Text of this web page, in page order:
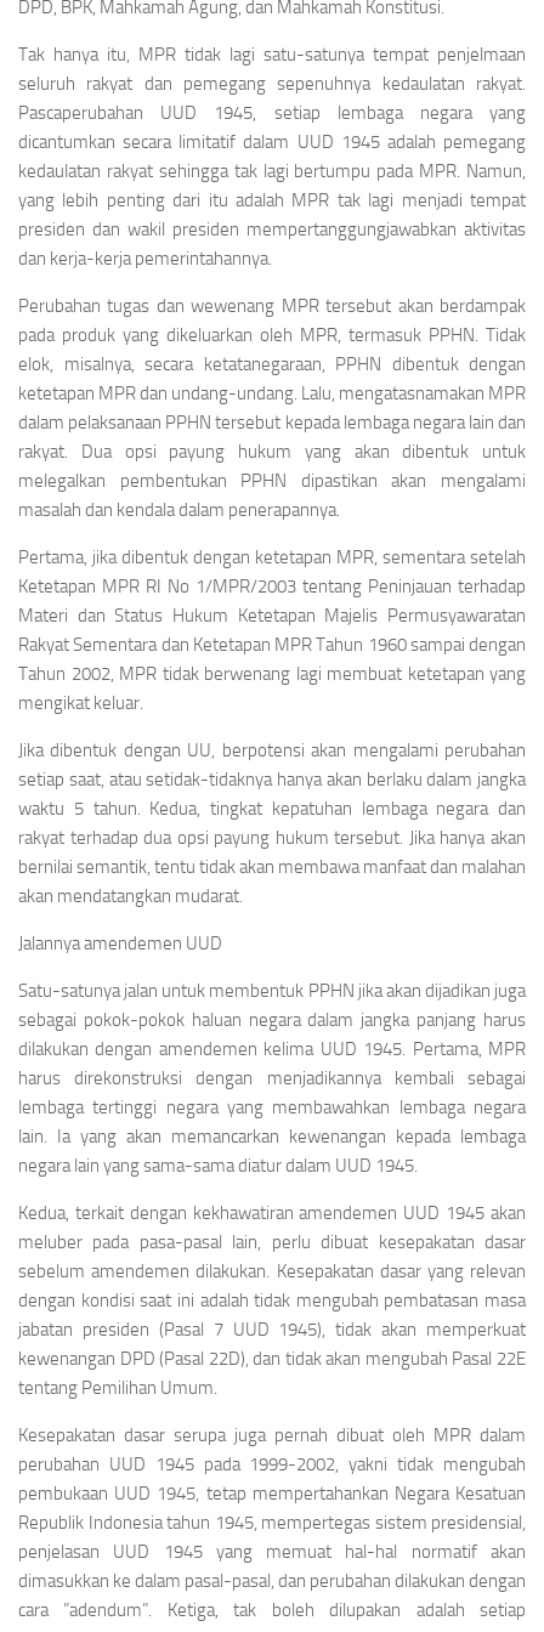
DPD, BPK, Mahkamah Agung, dan Mahkamah Konstitusi.
Tak hanya itu, MPR tidak lagi satu-satunya tempat penjelmaan
seluruh rakyat dan pemegang sepenuhnya kedaulatan rakyat.
Pascaperubahan UUD 1945, setiap lembaga negara yang
dicantumkan secara limitatif dalam UUD 1945 adalah pemegang
kedaulatan rakyat sehingga tak lagi bertumpu pada MPR. Namun,
yang lebih penting dari itu adalah MPR tak lagi menjadi tempat
presiden dan wakil presiden mempertanggungjawabkan aktivitas
dan kerja-kerja pemerintahannya.
Perubahan tugas dan wewenang MPR tersebut akan berdampak
pada produk yang dikeluarkan oleh MPR, termasuk PPHN. Tidak
elok, misalnya, secara ketatanegaraan, PPHN dibentuk dengan
ketetapan MPR dan undang-undang. Lalu, mengatasnamakan MPR
dalam pelaksanaan PPHN tersebut kepada lembaga negara lain dan
rakyat. Dua opsi payung hukum yang akan dibentuk untuk
melegalkan pembentukan PPHN dipastikan akan mengalami
masalah dan kendala dalam penerapannya.
Pertama, jika dibentuk dengan ketetapan MPR, sementara setelah
Ketetapan MPR RI No 1/MPR/2003 tentang Peninjauan terhadap
Materi dan Status Hukum Ketetapan Majelis Permusyawaratan
Rakyat Sementara dan Ketetapan MPR Tahun 1960 sampai dengan
Tahun 2002, MPR tidak berwenang lagi membuat ketetapan yang
mengikat keluar.
Jika dibentuk dengan UU, berpotensi akan mengalami perubahan
setiap saat, atau setidak-tidaknya hanya akan berlaku dalam jangka
waktu 5 tahun. Kedua, tingkat kepatuhan lembaga negara dan
rakyat terhadap dua opsi payung hukum tersebut. Jika hanya akan
bernilai semantik, tentu tidak akan membawa manfaat dan malahan
akan mendatangkan mudarat.
Jalannya amendemen UUD
Satu-satunya jalan untuk membentuk PPHN jika akan dijadikan juga
sebagai pokok-pokok haluan negara dalam jangka panjang harus
dilakukan dengan amendemen kelima UUD 1945. Pertama, MPR
harus direkonstruksi dengan menjadikannya kembali sebagai
lembaga tertinggi negara yang membawahkan lembaga negara
lain. Ia yang akan memancarkan kewenangan kepada lembaga
negara lain yang sama-sama diatur dalam UUD 1945.
Kedua, terkait dengan kekhawatiran amendemen UUD 1945 akan
meluber pada pasa-pasal lain, perlu dibuat kesepakatan dasar
sebelum amendemen dilakukan. Kesepakatan dasar yang relevan
dengan kondisi saat ini adalah tidak mengubah pembatasan masa
jabatan presiden (Pasal 7 UUD 1945), tidak akan memperkuat
kewenangan DPD (Pasal 22D), dan tidak akan mengubah Pasal 22E
tentang Pemilihan Umum.
Kesepakatan dasar serupa juga pernah dibuat oleh MPR dalam
perubahan UUD 1945 pada 1999-2002, yakni tidak mengubah
pembukaan UUD 1945, tetap mempertahankan Negara Kesatuan
Republik Indonesia tahun 1945, mempertegas sistem presidensial,
penjelasan UUD 1945 yang memuat hal-hal normatif akan
dimasukkan ke dalam pasal-pasal, dan perubahan dilakukan dengan
cara ”adendum”. Ketiga, tak boleh dilupakan adalah setiap